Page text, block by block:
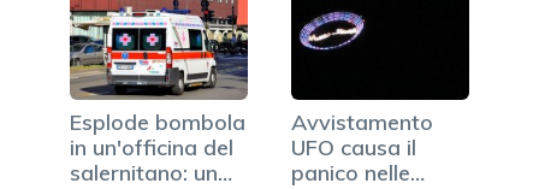
Esplode bombola
in un'officina del
salernitano: un…
Avvistamento
UFO causa il
panico nelle